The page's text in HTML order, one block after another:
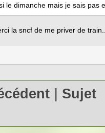
le dimanche mais je sais pas
la sncf de me priver de
| Sujet